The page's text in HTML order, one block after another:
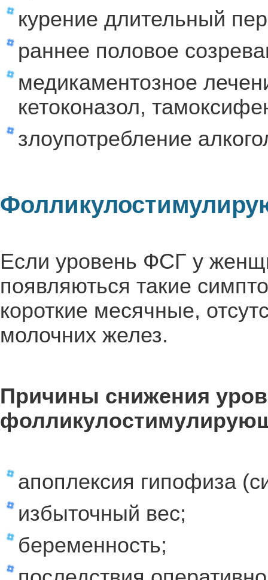
курение длительный
раннее половое
медикаментозное
кетоконазол,
злоупотребление
Если уровень ФСГ у
появляються такие
короткие месячные,
молочних желез.
Причины снижения
апоплексия гипофиза
избыточный вес;
беременность;